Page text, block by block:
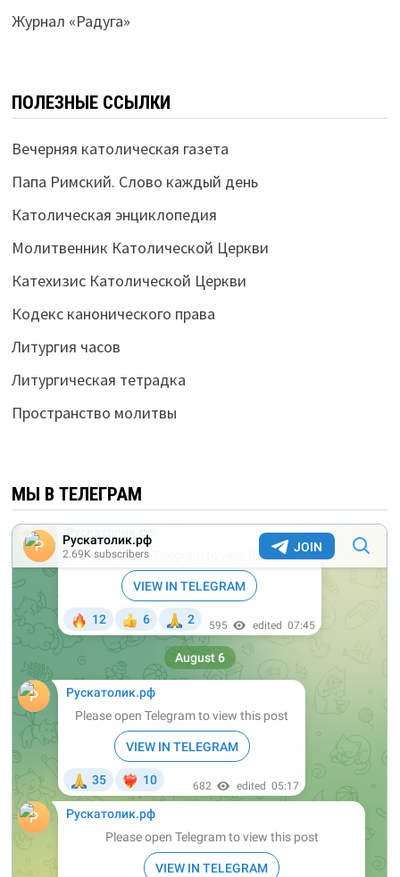
Журнал «Радуга»
ПОЛЕЗНЫЕ ССЫЛКИ
Вечерняя католическая газета
Папа Римский. Слово каждый день
Католическая энциклопедия
Молитвенник Католической Церкви
Катехизис Католической Церкви
Кодекс канонического права
Литургия часов
Литургическая тетрадка
Пространство молитвы
МЫ В ТЕЛЕГРАМ